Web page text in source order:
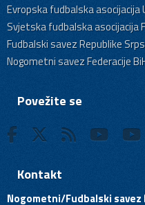
Evropska fudbalska asocijacija
Svjetska fudbalska asocijacija
Fudbalski savez Republike
Nogometni savez Federacije
Povežite se
Kontakt
Nogometni/Fudbalski savez